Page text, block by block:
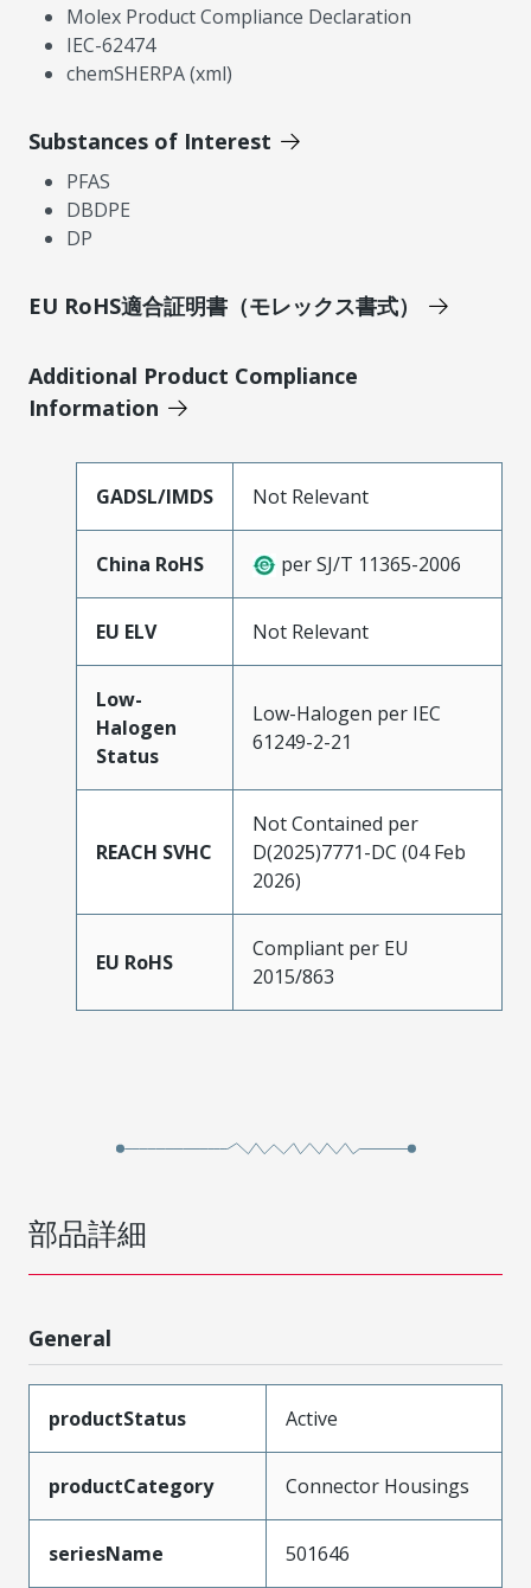
Molex Product Compliance Declaration
IEC-62474
chemSHERPA (xml)
Substances of Interest
PFAS
DBDPE
DP
EU RoHS適合証明書（モレックス書式）
Additional Product Compliance
Information
GADSL/IMDS Not Relevant
China RoHS per SJ/T 11365-2006
EU ELV Not Relevant
Low-
Halogen
Status
Low-Halogen per IEC
61249-2-21
REACH SVHC
Not Contained per
D(2025)7771-DC (04 Feb
2026)
EU RoHS
Compliant per EU
2015/863
部品詳細
General
productStatus Active
productCategory Connector Housings
seriesName 501646